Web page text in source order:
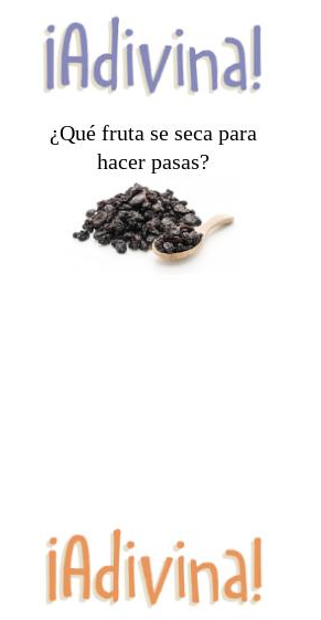
¿Qué fruta se seca para
hacer pasas?
¡Las uvas!